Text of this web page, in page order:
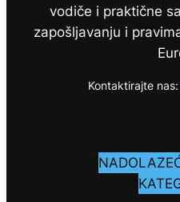
vodiče i praktične
zapošljavanju i
Kontaktirajte nas: